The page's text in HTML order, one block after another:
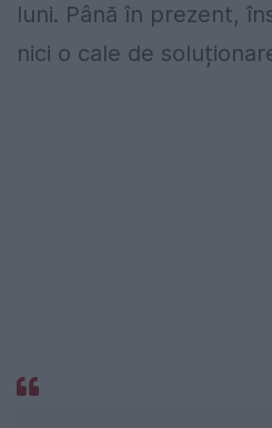
luni. Până în prezent,
nici o cale de